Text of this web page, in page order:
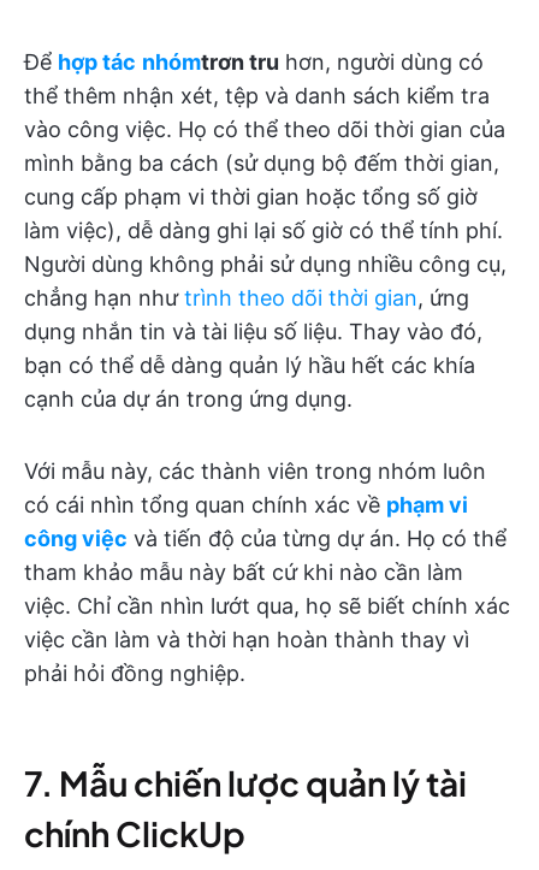
Để hợp tác nhómtrơn tru hơn, người dùng có
thể thêm nhận xét, tệp và danh sách kiểm tra
vào công việc. Họ có thể theo dõi thời gian của
mình bằng ba cách (sử dụng bộ đếm thời gian,
cung cấp phạm vi thời gian hoặc tổng số giờ
làm việc), dễ dàng ghi lại số giờ có thể tính phí.
Người dùng không phải sử dụng nhiều công cụ,
chẳng hạn nhưtrình theo dõi thời gian, ứng
dụng nhắn tin và tài liệu số liệu. Thay vào đó,
bạn có thể dễ dàng quản lý hầu hết các khía
cạnh của dự án trong ứng dụng.
Với mẫu này, các thành viên trong nhóm luôn
có cái nhìn tổng quan chính xác về phạm vi
công việc và tiến độ của từng dự án. Họ có thể
tham khảo mẫu này bất cứ khi nào cần làm
việc. Chỉ cần nhìn lướt qua, họ sẽ biết chính xác
việc cần làm và thời hạn hoàn thành thay vì
phải hỏi đồng nghiệp.
7. Mẫu chiến lược quản lý tài
chính ClickUp